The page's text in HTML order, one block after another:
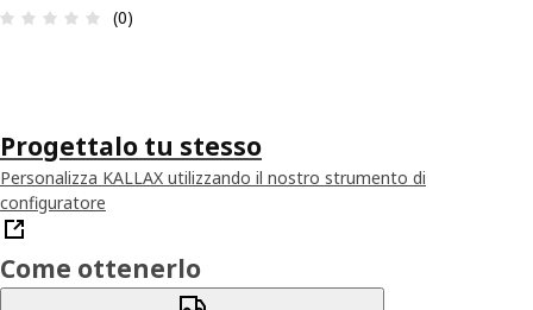
Recensione: 0 di 5 stelle. Recensioni totali: 0
(0)
Progettalo tu stesso
Personalizza KALLAX utilizzando il nostro strumento di
configuratore
Come ottenerlo